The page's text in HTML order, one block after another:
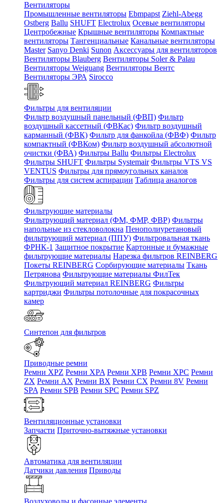
Вентиляторы
Промышленные вентиляторы Ebmpapst Ziehl-Abegg
Ostberg Ballu SHUFT Electrolux Осевые вентиляторы
Центробежные Крышные вентиляторы Компактные
вентиляторы Тангенциальные Канальные вентиляторы
Master Sanyo Denki Sunon Аксессуары для вентиляторов
Вентиляторы Blauberg Вентиляторы Soler & Palau
Вентиляторы Weiguang Вентиляторы Вентс
Вентиляторы ЭРА Sirocco
Фильтры для вентиляции
Фильтр воздушный панельный (ФВП) Фильтр
воздушный кассетный (ФВКас) Фильтр воздушный
карманный (ФВК) Фильтр для фанкойла (ФВФ) Фильтр
компактный (ФВКом) Фильтр воздушный абсолютной
очистки (ФВА) Фильтры Ballu Фильтры Electrolux
Фильтры SHUFT Фильтры Systemair Фильтры VTS VS
VENTUS Фильтры для прямоугольных каналов
Фильтры для систем аспирации Таблица аналогов
Фильтрующие материалы
Фильтрующий материал (ФМ, ФМР, ФВР) Фильтры
напольные из стекловолокна Пенополиуретановый
фильтрующий материал (ППУ) Фильтровальная ткань
ФРНК-1 Защитное покрытие Картонные и бумажные
фильтрующие материалы Нарезка фильтров REINBERG
Покеты REINBERG Сорбирующие материалы Ткань
Петрянова Фильтрующие материалы ФилТек
Фильтрующий материал REINBERG Фильтры
картриджи Фильтры потолочные для покрасочных
камер
Синтепон для фильтров
Приводные ремни
Ремни XPZ Ремни XPA Ремни XPB Ремни XPC Ремни
ZX Ремни AX Ремни BX Ремни CX Ремни 8V Ремни
SPA Ремни SPB Ремни SPC Ремни SPZ
Вентиляционные установки
Запчасти Приточно-вытяжные установки
Автоматика для вентиляции
Датчики давления Приводы
Воздуховоды и фасонные элементы